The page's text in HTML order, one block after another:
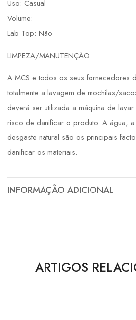
Uso: Casual
Volume:
Lab Top: Não
LIMPEZA/MANUTENÇÃO
A MCS e todos os seus fornecedores
totalmente a lavagem de mochilas/
deverá ser utilizada a máquina de
risco de danificar o produto. A água,
desgaste natural são os principais
danificar os materiais.
INFORMAÇÃO ADICIONAL
ARTIGOS